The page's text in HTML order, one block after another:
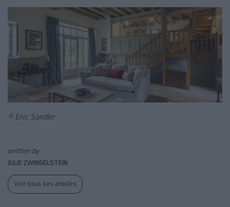
© Eric Sander
written by
JULIE ZWINGELSTEIN
Voir tous ses articles